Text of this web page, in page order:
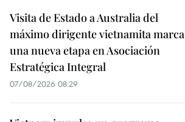
Visita de Estado a Australia del
máximo dirigente vietnamita marca
una nueva etapa en Asociación
Estratégica Integral
07/08/2026 08:29